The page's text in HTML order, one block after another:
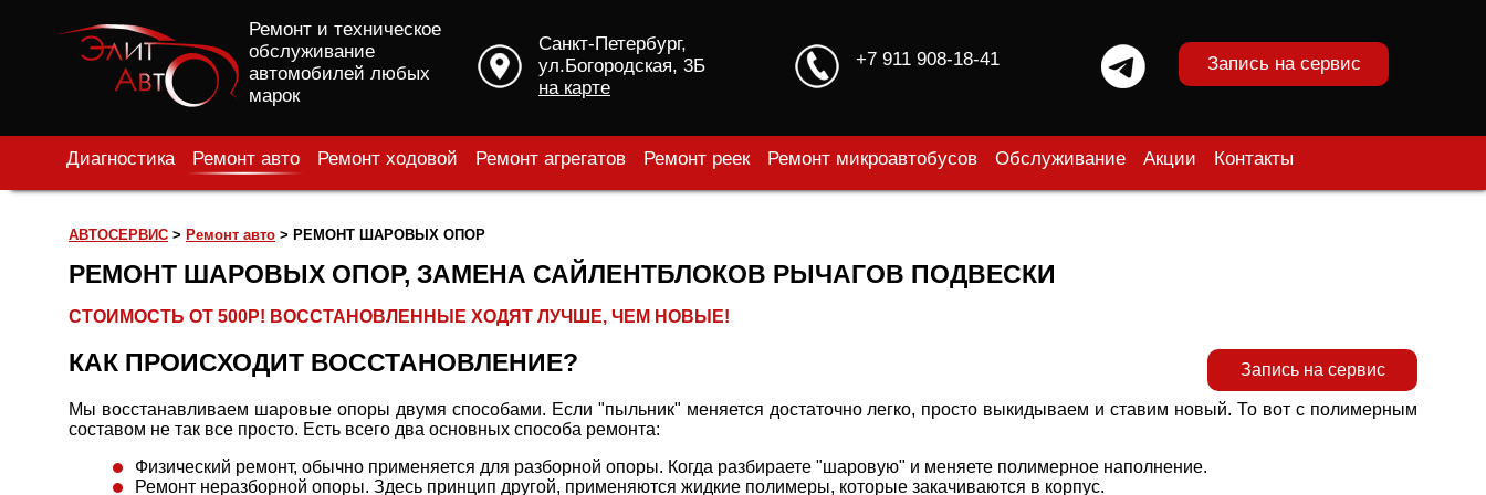
Ремонт и техническое
обслуживание
автомобилей любых
марок
Санкт-Петербург,
ул.Богородская, 3Б
на карте
+7 911 908-18-41 Запись на сервис
Диагностика Ремонт авто Ремонт ходовой Ремонт агрегатов Ремонт реек Ремонт микроавтобусов Обслуживание Акции Контакты
АВТОСЕРВИС > Ремонт авто > РЕМОНТ ШАРОВЫХ ОПОР
РЕМОНТ ШАРОВЫХ ОПОР, ЗАМЕНА САЙЛЕНТБЛОКОВ РЫЧАГОВ ПОДВЕСКИ
Запись на сервис
СТОИМОСТЬ ОТ 500Р! ВОССТАНОВЛЕННЫЕ ХОДЯТ ЛУЧШЕ, ЧЕМ НОВЫЕ!
КАК ПРОИСХОДИТ ВОССТАНОВЛЕНИЕ?
Мы восстанавливаем шаровые опоры двумя способами. Если "пыльник" меняется достаточно легко, просто выкидываем и ставим новый. То вот с полимерным
составом не так все просто. Есть всего два основных способа ремонта:
Физический ремонт, обычно применяется для разборной опоры. Когда разбираете "шаровую" и меняете полимерное наполнение.
Ремонт неразборной опоры. Здесь принцип другой, применяются жидкие полимеры, которые закачиваются в корпус.